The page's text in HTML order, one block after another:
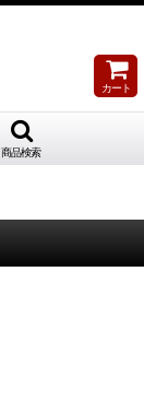
カート
商品検索